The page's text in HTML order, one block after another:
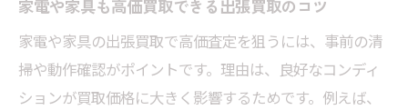
家電や家具も高価買取できる出張買取のコツ
家電や家具の出張買取で高価査定を狙うには、事前の清
掃や動作確認がポイントです。理由は、良好なコンディ
ションが買取価格に大きく影響するためです。例えば、